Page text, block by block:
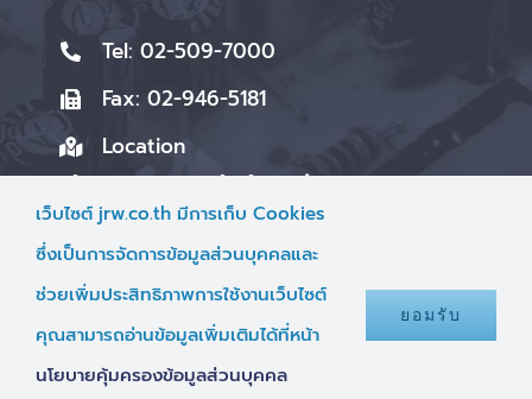
Tel: 02-509-7000
Fax: 02-946-5181
Location
แจ้งเบาะแสและข้อร้องเรียน
contact@jrw.co.th
ติดต่อนักลงทุนสัมพันธ์
ir@jrw.co.th
เว็บไซต์ jrw.co.th มีการเก็บ Cookies
ซึ่งเป็นการจัดการข้อมูลส่วนบุคคลและ
ช่วยเพิ่มประสิทธิภาพการใช้งานเว็บไซต์
คุณสามารถอ่านข้อมูลเพิ่มเติมได้ที่หน้า
นโยบายคุ้มครองข้อมูลส่วนบุคคล
ยอมรับ